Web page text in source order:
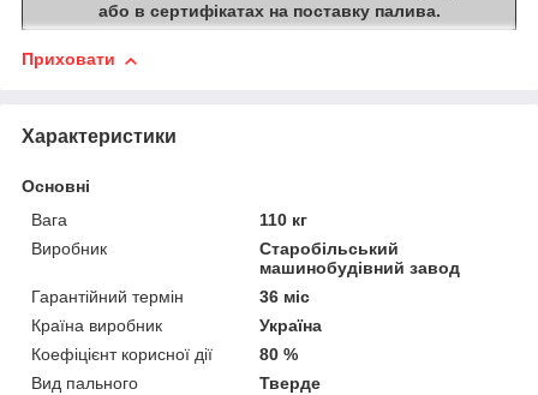
або в сертифікатах на поставку палива.
Приховати
Характеристики
Основні
Вага
110 кг
Виробник
Старобільський
машинобудівний завод
Гарантійний термін
36 міс
Країна виробник
Україна
Коефіцієнт корисної дії
80 %
Вид пального
Тверде